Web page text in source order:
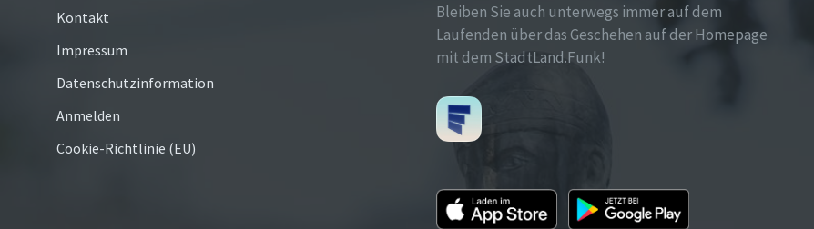
Kontakt
Impressum
Datenschutzinformation
Anmelden
Cookie-Richtlinie (EU)
Bleiben Sie auch unterwegs immer auf dem
Laufenden über das Geschehen auf der Homepage
mit dem StadtLand.Funk!